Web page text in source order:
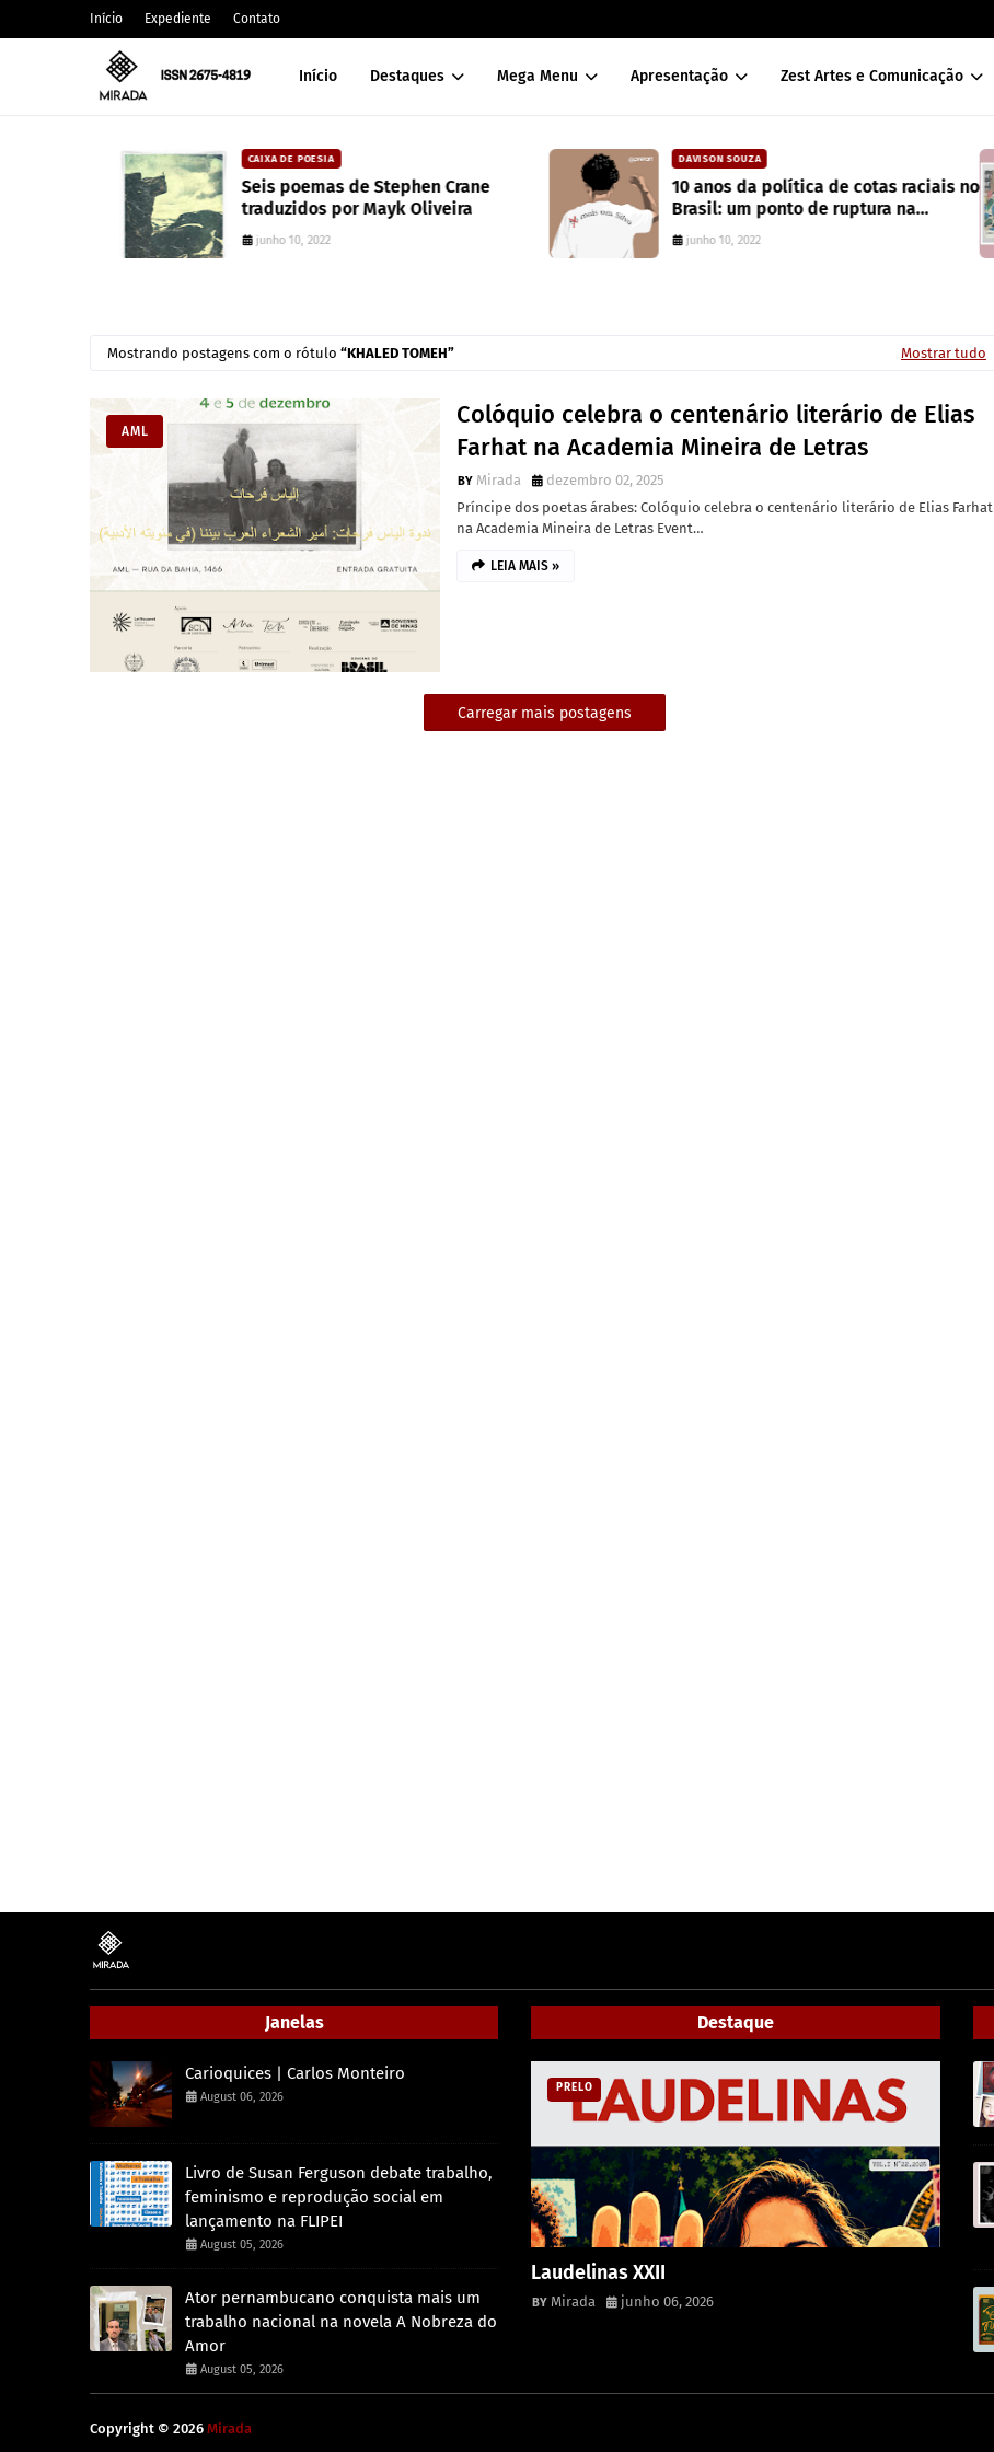
Início Expediente Contato
Início Destaques Mega Menu Apresentação Zest Artes e Comunicação
CAIXA DE POESIA
Seis poemas de Stephen Crane
traduzidos por Mayk Oliveira
junho 10, 2022
DAVISON SOUZA
10 anos da política de cotas raciais no
Brasil: um ponto de ruptura na
colonialidade
junho 10, 2022
Mostrando postagens com o rótulo KHALED TOMEH Mostrar tudo
AML
Colóquio celebra o centenário literário de Elias
Farhat na Academia Mineira de Letras
Mirada
dezembro 02, 2025
Príncipe dos poetas árabes: Colóquio celebra o centenário literário de Elias Farhat
na Academia Mineira de Letras Event…
LEIA MAIS »
Carregar mais postagens
Janelas
Carioquices | Carlos Monteiro
August 06, 2026
Livro de Susan Ferguson debate trabalho,
feminismo e reprodução social em
lançamento na FLIPEI
August 05, 2026
Ator pernambucano conquista mais um
trabalho nacional na novela A Nobreza do
Amor
August 05, 2026
Destaque
PRELO
Laudelinas XXII
Mirada junho 06, 2026
Copyright © 2026 Mirada